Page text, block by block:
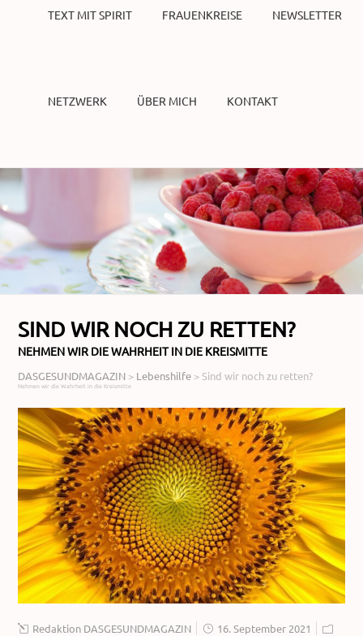
TEXT MIT SPIRIT FRAUENKREISE NEWSLETTER
NETZWERK ÜBER MICH KONTAKT
SIND WIR NOCH ZU RETTEN?
NEHMEN WIR DIE WAHRHEIT IN DIE KREISMITTE
DASGESUNDMAGAZIN > Lebenshilfe > Sind wir noch zu retten?
Nehmen wir die Wahrheit in die Kreismitte
Redaktion DASGESUNDMAGAZIN
16. September 2021